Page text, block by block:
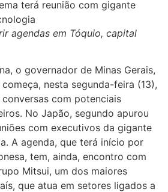
agendas em Tóquio, capital
o governador de Minas Gerais,
nesta segunda-feira (13),
com potenciais
No Japão, segundo apurou
com executivos da gigante
A agenda, que terá início por
tem, ainda, encontro com
Mitsui, um dos maiores
que atua em setores ligados a